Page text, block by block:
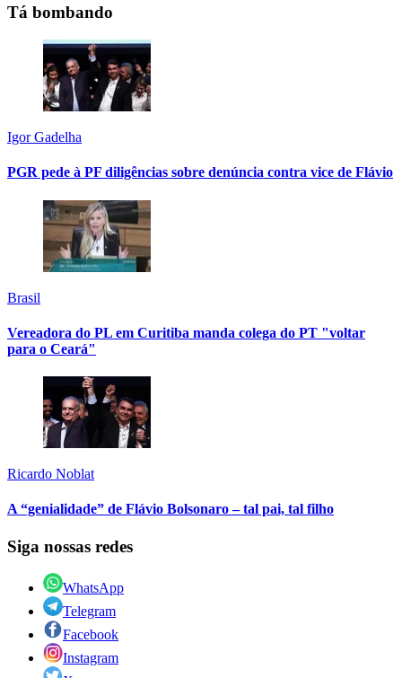
Tá bombando
Igor Gadelha
PGR pede à PF diligências sobre denúncia contra vice de Flávio
Brasil
Vereadora do PL em Curitiba manda colega do PT "voltar
para o Ceará"
Ricardo Noblat
A “genialidade” de Flávio Bolsonaro – tal pai, tal filho
Siga nossas redes
WhatsApp
Telegram
Facebook
Instagram